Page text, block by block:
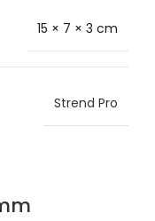
15 × 7 × 3 cm
Strend Pro